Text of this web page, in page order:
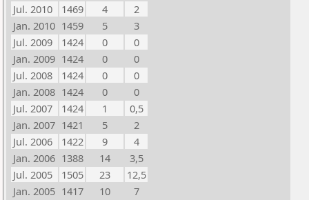
Jul. 2010
1469 4
2
Jan. 2010 1459 5
3
Jul. 2009
1424 0
0
Jan. 2009 1424 0
0
Jul. 2008
1424 0
0
Jan. 2008 1424 0
0
Jul. 2007
1424 1
0,5
Jan. 2007 1421 5
2
Jul. 2006
1422 9
4
Jan. 2006 1388 14
3,5
Jul. 2005
1505 23
12,5
Jan. 2005 1417 10
7